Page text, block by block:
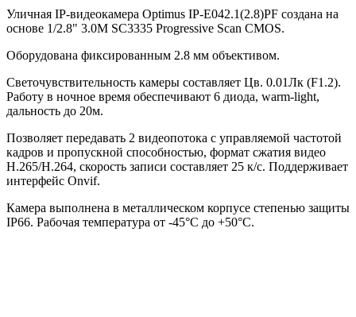
Уличная IP-видеокамера Optimus IP-E042.1(2.8)PF создана на
основе 1/2.8" 3.0M SC3335 Progressive Scan CMOS.
Оборудована фиксированным 2.8 мм объективом.
Светочувствительность камеры составляет Цв. 0.01Лк (F1.2).
Работу в ночное время обеспечивают 6 диода, warm-light,
дальность до 20м.
Позволяет передавать 2 видеопотока с управляемой частотой
кадров и пропускной способностью, формат сжатия видео
H.265/H.264, скорость записи составляет 25 к/с. Поддерживает
интерфейс Onvif.
Камера выполнена в металлическом корпусе степенью защиты
IP66. Рабочая температура от -45°С до +50°С.